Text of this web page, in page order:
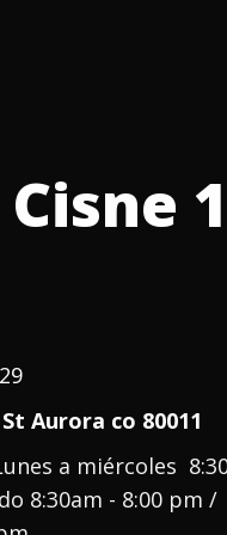
1
Aurora co 80011
a miércoles
8:30am - 8:00 pm /